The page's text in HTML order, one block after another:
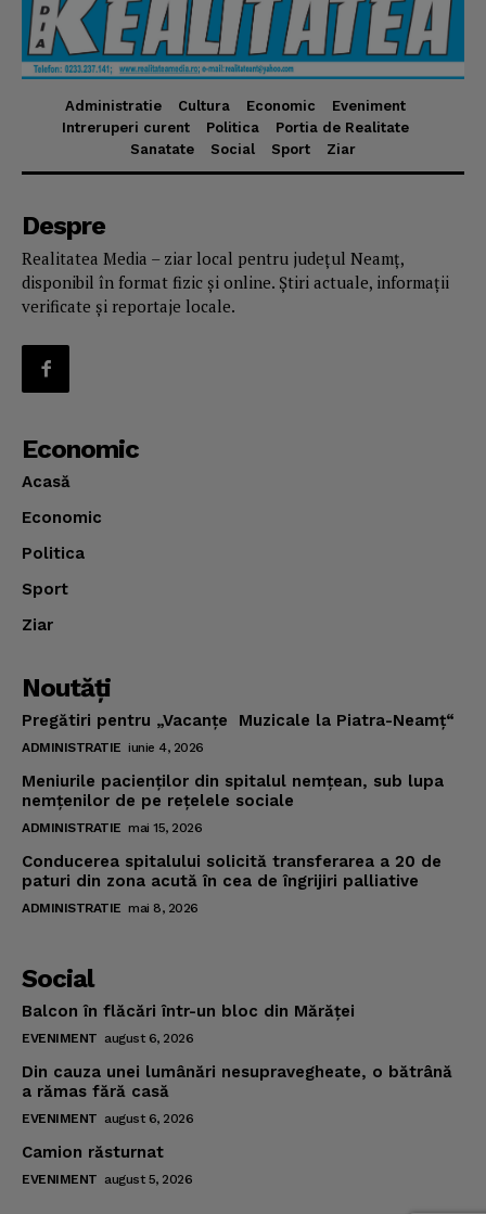
Administratie Cultura Economic
Eveniment
Intreruperi curent
Politica
Portia de Realitate
Sanatate
Social Sport Ziar
Despre
Realitatea Media – ziar local pentru județul Neamț,
disponibil în format fizic și online. Știri actuale, informații
verificate și reportaje locale.
Economic
Acasă
Economic
Politica
Sport
Ziar
Noutăţi
Pregătiri pentru „Vacanţe Muzicale la Piatra-Neamţ“
ADMINISTRATIE iunie 4, 2026
Meniurile pacienţilor din spitalul nemţean, sub lupa
nemţenilor de pe reţelele sociale
ADMINISTRATIE mai 15, 2026
Conducerea spitalului solicită transferarea a 20 de
paturi din zona acută în cea de îngrijiri palliative
ADMINISTRATIE mai 8, 2026
Social
Balcon în flăcări într-un bloc din Mărăţei
EVENIMENT august 6, 2026
Din cauza unei lumânări nesupravegheate, o bătrână
a rămas fără casă
EVENIMENT august 6, 2026
Camion răsturnat
EVENIMENT august 5, 2026